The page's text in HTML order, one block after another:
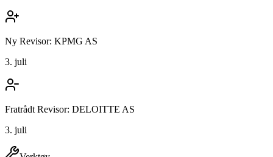
Ny Revisor: KPMG AS
3. juli
Fratrådt Revisor: DELOITTE AS
3. juli